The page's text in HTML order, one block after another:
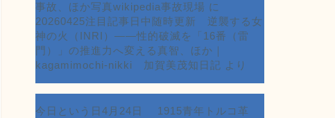
事故、ほか写真wikipedia事故現場 に
20260425注目記事日中随時更新 逆襲する女
神の火（INRI）――性的破滅を「16番（雷
門）」の推進力へ変える真智、ほか｜
kagamimochi-nikki 加賀美茂知日記 より
今日という日4月24日 1915青年トルコ革